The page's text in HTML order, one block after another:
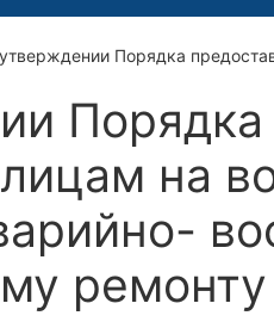
Порядка
Порядка
на